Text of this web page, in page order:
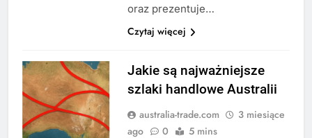
oraz prezentuje…
Czytaj więcej
Jakie są najważniejsze
szlaki handlowe Australii
australia-trade.com
3 miesiące
ago
0 5 mins